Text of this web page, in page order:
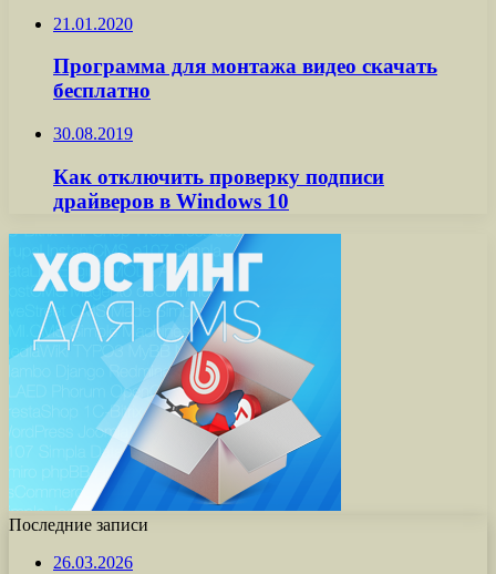
21.01.2020
Программа для монтажа видео скачать
бесплатно
30.08.2019
Как отключить проверку подписи
драйверов в Windows 10
Последние записи
26.03.2026